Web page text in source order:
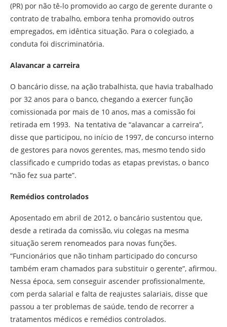
(PR) por não tê-lo promovido ao cargo de gerente durante o
contrato de trabalho, embora tenha promovido outros
empregados, em idêntica situação. Para o colegiado, a
conduta foi discriminatória.
Alavancar a carreira
O bancário disse, na ação trabalhista, que havia trabalhado
por 32 anos para o banco, chegando a exercer função
comissionada por mais de 10 anos, mas a comissão foi
retirada em 1993. Na tentativa de “alavancar a carreira”,
disse que participou, no início de 1997, de concurso interno
de gestores para novos gerentes, mas, mesmo tendo sido
classificado e cumprido todas as etapas previstas, o banco
“não fez sua parte”.
Remédios controlados
Aposentado em abril de 2012, o bancário sustentou que,
desde a retirada da comissão, viu colegas na mesma
situação serem renomeados para novas funções.
“Funcionários que não tinham participado do concurso
também eram chamados para substituir o gerente”, afirmou.
Nessa época, sem conseguir ascender profissionalmente,
com perda salarial e falta de reajustes salariais, disse que
passou a ter problemas de saúde, tendo de recorrer a
tratamentos médicos e remédios controlados.